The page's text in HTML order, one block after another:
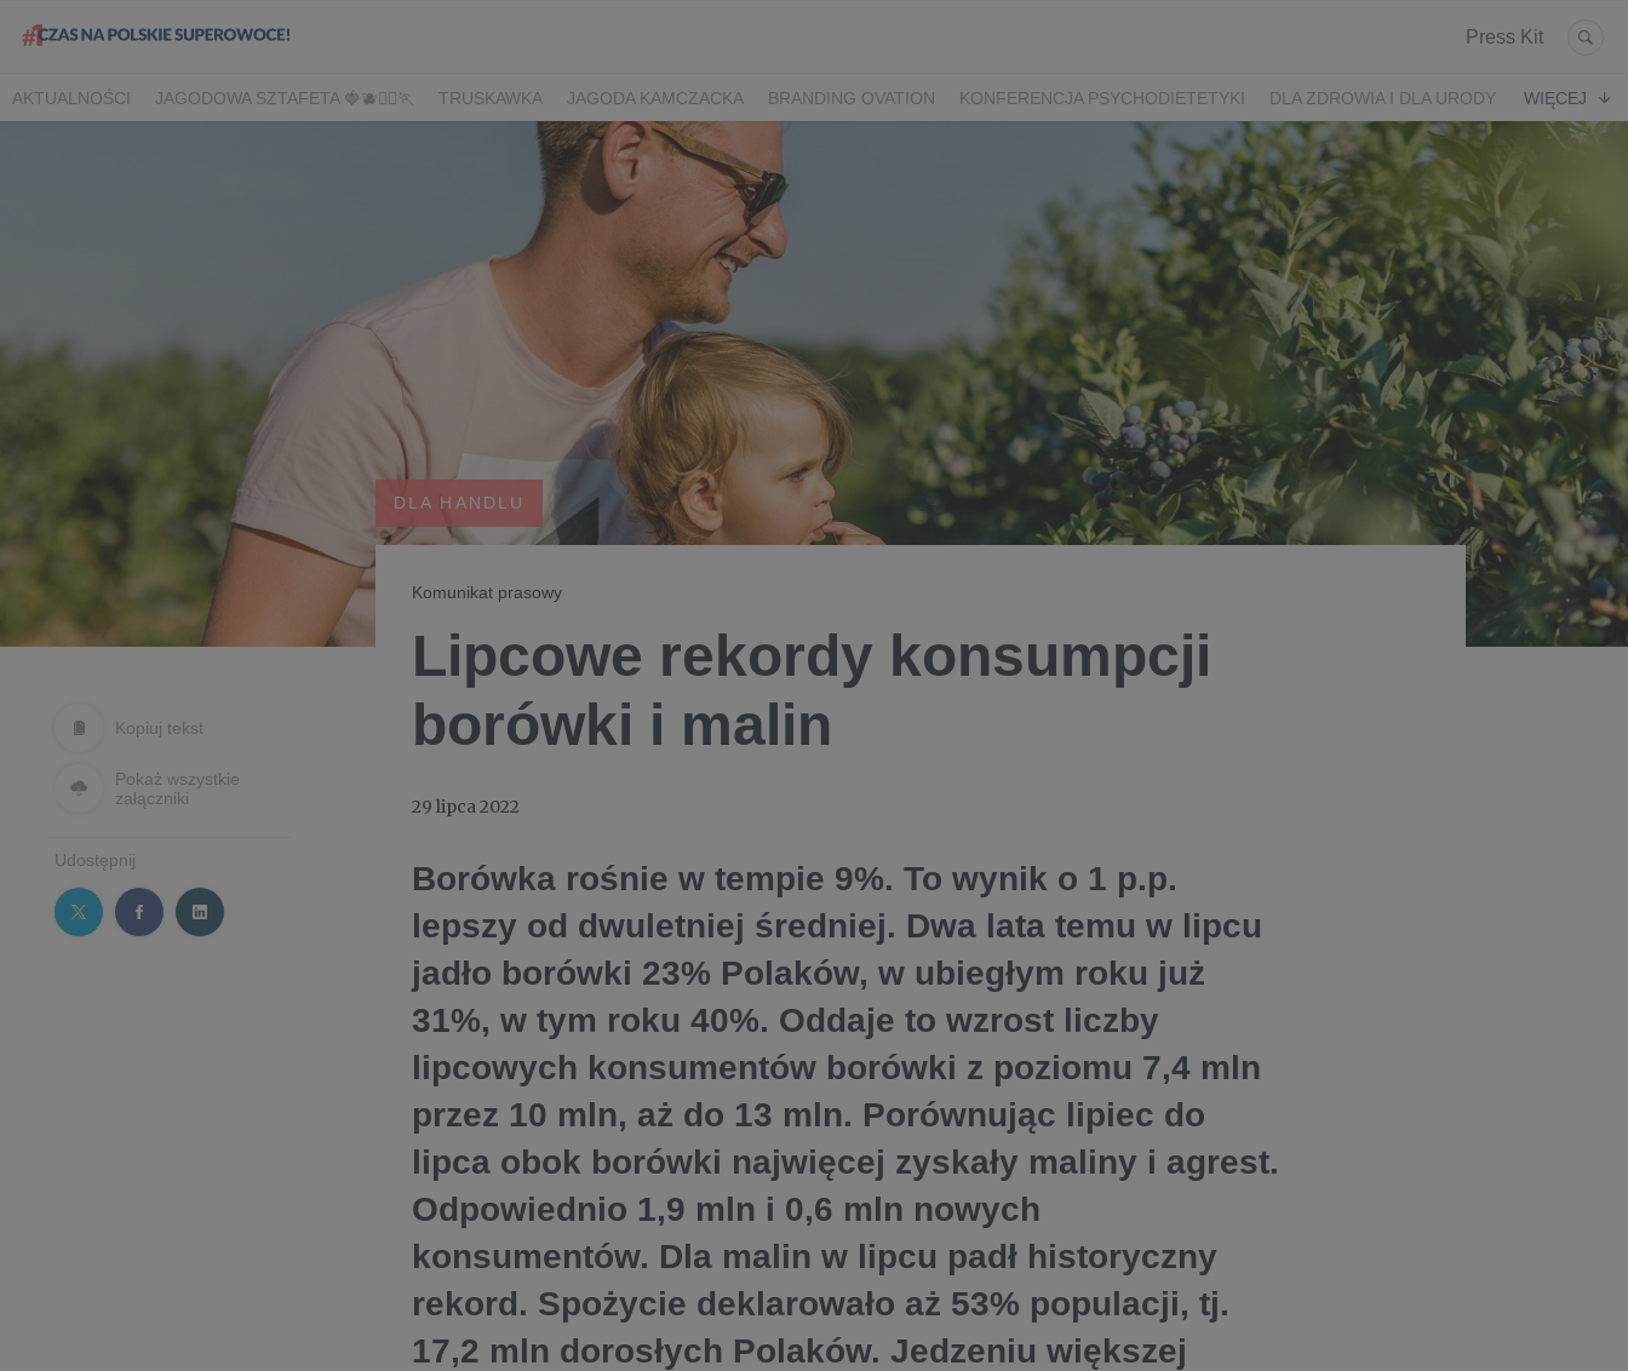
Press Kit
AKTUALNOŚCI JAGODOWA SZTAFETA 🍓🫐🏃‍♀️🏃 TRUSKAWKA JAGODA KAMCZACKA BRANDING OVATION KONFERENCJA PSYCHODIETETYKI
DLA ZDROWIA I DLA URODY
NARODOWY DZIEŃ SPORTU ARONIA JEŻYNY PORZECZKI
MALINA
BERRY FEST PRZETWORY
LODY RZEMIEŚLNICZE
JAGODOWE MISTRZOSTWA ŚWIATA DZIEŃ POLSKIEJ BORÓWKI SZCZYT IBO 2023 🫐
WYBORY 2023
LATO Z BORÓWKAMI 2018 ENGLISH
WIĘCEJ
Kopiuj tekst
Pokaż wszystkie
załączniki
Udostępnij
DLA HANDLU
Komunikat prasowy
Lipcowe rekordy konsumpcji
borówki i malin
29 lipca 2022
Borówka rośnie w tempie 9%. To wynik o 1 p.p.
lepszy od dwuletniej średniej. Dwa lata temu w lipcu
jadło borówki 23% Polaków, w ubiegłym roku już
31%, w tym roku 40%. Oddaje to wzrost liczby
lipcowych konsumentów borówki z poziomu 7,4 mln
przez 10 mln, aż do 13 mln. Porównując lipiec do
lipca obok borówki najwięcej zyskały maliny i agrest.
Odpowiednio 1,9 mln i 0,6 mln nowych
konsumentów. Dla malin w lipcu padł historyczny
rekord. Spożycie deklarowało aż 53% populacji, tj.
17,2 mln dorosłych Polaków. Jedzeniu większej